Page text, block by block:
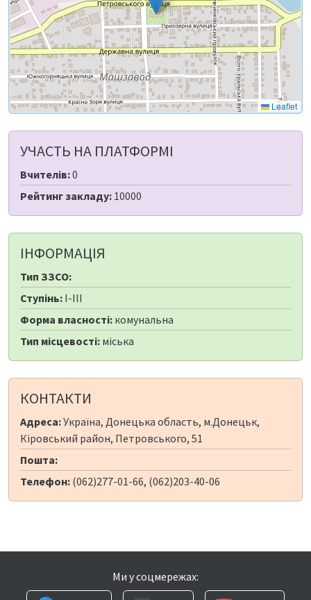
Leaflet
УЧАСТЬ НА ПЛАТФОРМІ
Вчителів:0
Рейтинг закладу: 10000
ІНФОРМАЦІЯ
Тип ЗЗСО:
Ступінь: I-III
Форма власності: комунальна
Тип місцевості: міська
КОНТАКТИ
Адреса:Україна, Донецька область, м.Донецьк,
Кіровський район, Петровського, 51
Пошта:
Телефон: (062)277-01-66, (062)203-40-06
Ми у соцмережах: